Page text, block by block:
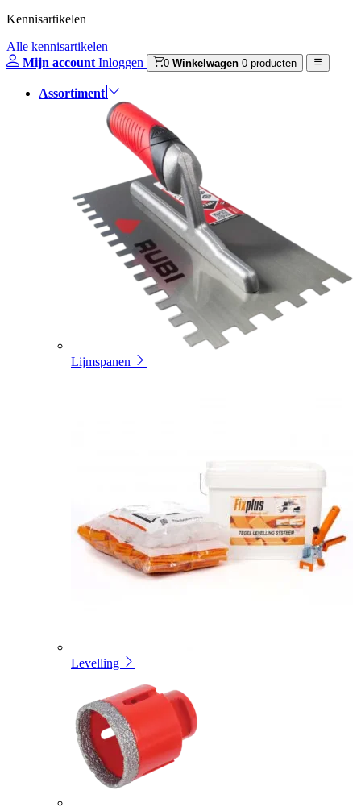
Kennisartikelen
Alle kennisartikelen
Mijn account Inloggen 0 Winkelwagen 0 producten
Assortiment
Lijmspanen
Levelling